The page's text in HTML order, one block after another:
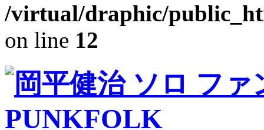
/virtual/draphic/
on line 12